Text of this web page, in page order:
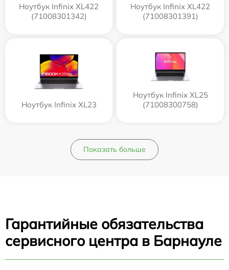
Ноутбук Infinix XL422
(71008301342)
Ноутбук Infinix XL422
(71008301391)
Ноутбук Infinix XL23
Ноутбук Infinix XL25
(71008300758)
Показать больше
Гарантийные обязательства
сервисного центра в Барнауле